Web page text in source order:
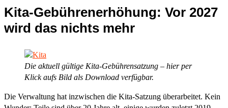
Kita-Gebührenerhöhung: Vor 2027
wird das nichts mehr
Die aktuell gültige Kita-Gebührensatzung – hier per
Klick aufs Bild als Download verfügbar.
Die Verwaltung hat inzwischen die Kita-Satzung überarbeitet. Kein